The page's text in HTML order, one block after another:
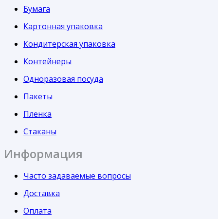
Бумага
Картонная упаковка
Кондитерская упаковка
Контейнеры
Одноразовая посуда
Пакеты
Пленка
Стаканы
Информация
Часто задаваемые вопросы
Доставка
Оплата